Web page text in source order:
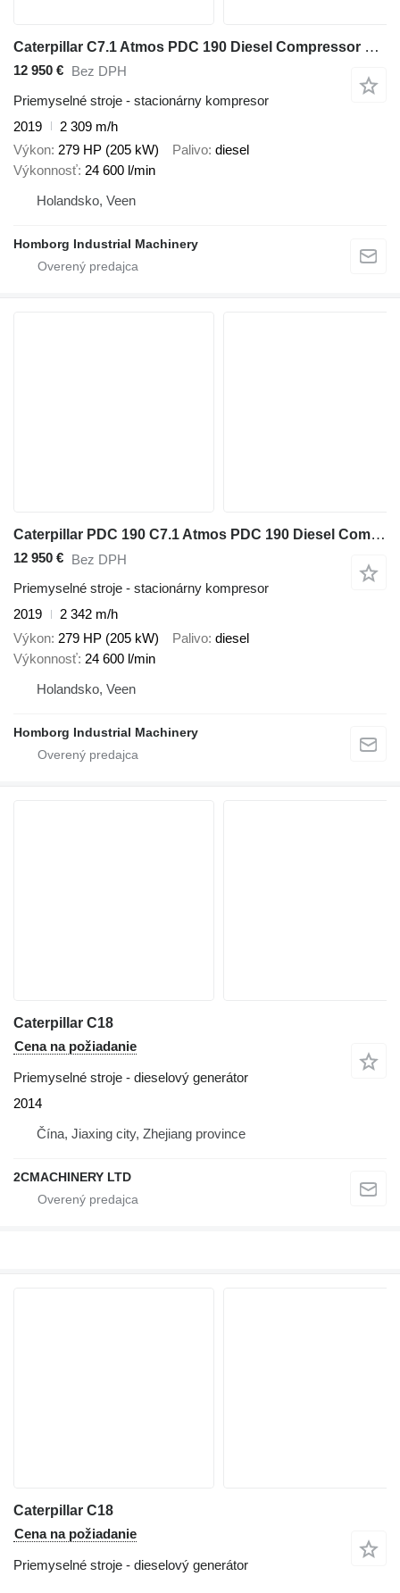
Caterpillar C7.1 Atmos PDC 190 Diesel Compressor 24,6 m3 / min 10 Bar
12 950 € Bez DPH
Priemyselné stroje - stacionárny kompresor
2019
2 309 m/h
Výkon 279 HP (205 kW) Palivo diesel
Výkonnosť 24 600 l/min
Holandsko, Veen
Homborg Industrial Machinery
Caterpillar PDC 190 C7.1 Atmos PDC 190 Diesel Compressor 24,6 m3 / min 10 Ba
12 950 € Bez DPH
Priemyselné stroje - stacionárny kompresor
2019
2 342 m/h
Výkon 279 HP (205 kW) Palivo diesel
Výkonnosť 24 600 l/min
Holandsko, Veen
Homborg Industrial Machinery
Caterpillar C18
Cena na požiadanie
Priemyselné stroje - dieselový generátor
2014
Čína, Jiaxing city, Zhejiang province
2CMACHINERY LTD
Caterpillar C18
Cena na požiadanie
Priemyselné stroje - dieselový generátor